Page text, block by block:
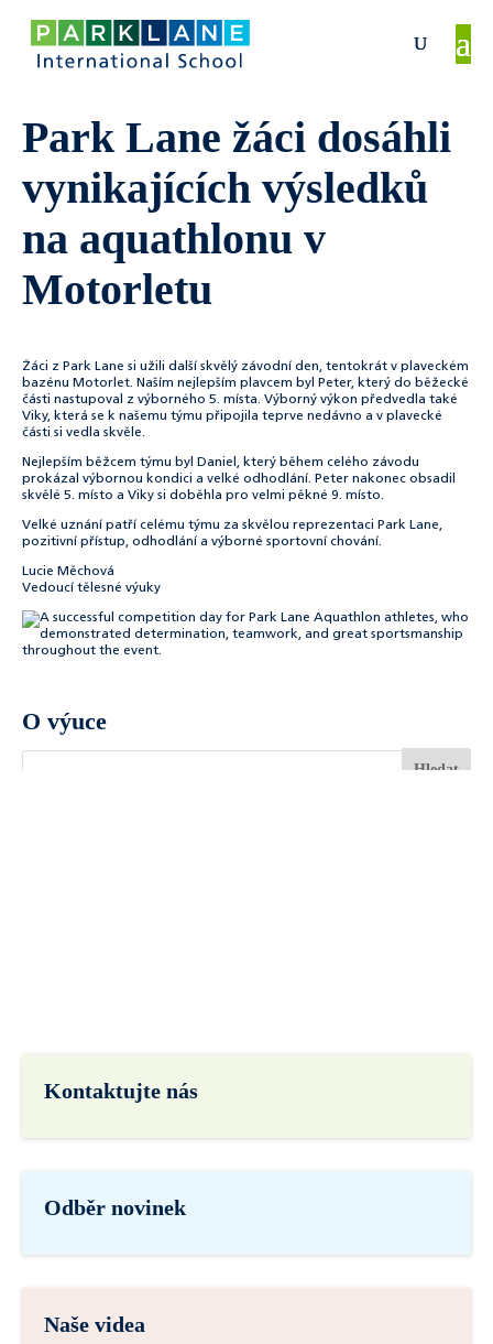
Park Lane žáci dosáhli
vynikajících výsledků
na aquathlonu v
Motorletu
Žáci z Park Lane si užili další skvělý závodní den, tentokrát v plaveckém
bazénu Motorlet. Naším nejlepším plavcem byl Peter, který do běžecké
části nastupoval z výborného 5. místa. Výborný výkon předvedla také
Viky, která se k našemu týmu připojila teprve nedávno a v plavecké
části si vedla skvěle.
Nejlepším běžcem týmu byl Daniel, který během celého závodu
prokázal výbornou kondici a velké odhodlání. Peter nakonec obsadil
skvělé 5. místo a Viky si doběhla pro velmi pěkné 9. místo.
Velké uznání patří celému týmu za skvělou reprezentaci Park Lane,
pozitivní přístup, odhodlání a výborné sportovní chování.
Lucie Měchová
Vedoucí tělesné výuky
O výuce
Kontaktujte nás
Odběr novinek
Naše videa